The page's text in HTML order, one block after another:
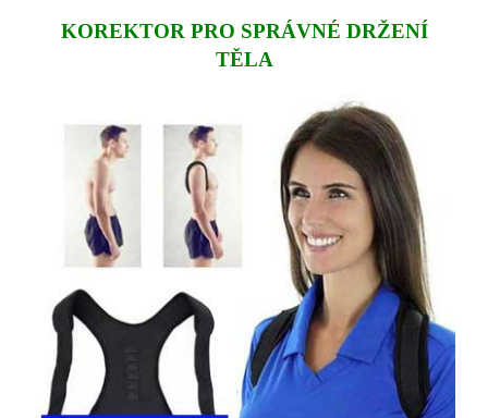
KOREKTOR PRO SPRÁVNÉ DRŽENÍ
TĚLA